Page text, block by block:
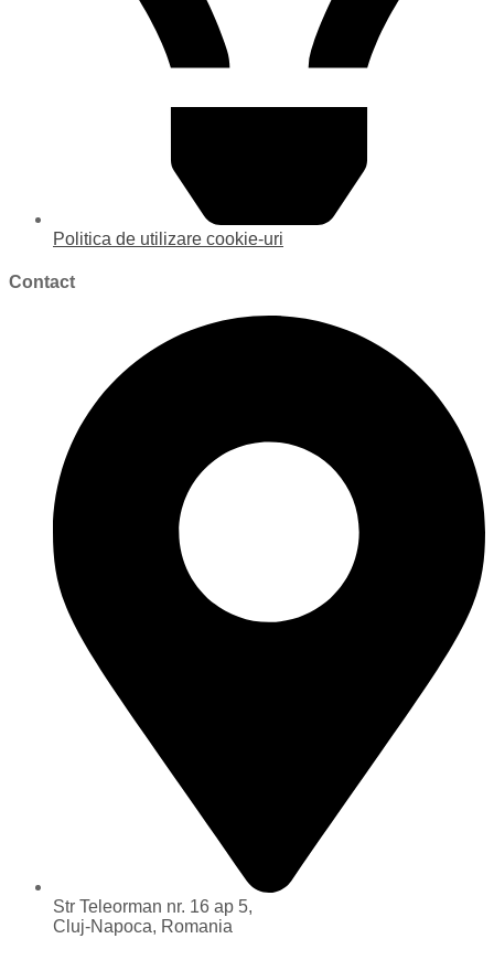
Politica de utilizare cookie-uri
Contact
Str Teleorman nr. 16 ap 5,
Cluj-Napoca, Romania